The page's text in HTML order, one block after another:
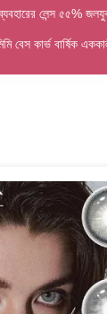
বার্ষিক 8.4-8.8
লেন্স,